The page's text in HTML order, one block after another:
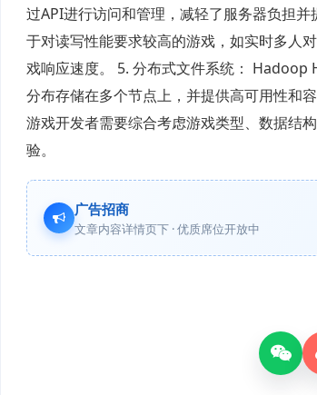
过API进行访问和管理，减轻了服务器负担
于对读写性能要求较高的游戏，如实时多人
戏响应速度。 5. 分布式文件系统： Hadoop
分布存储在多个节点上，并提供高可用性和
游戏开发者需要综合考虑游戏类型、数据结
验。
广告招商
文章内容详情页下 · 优质席位开放中